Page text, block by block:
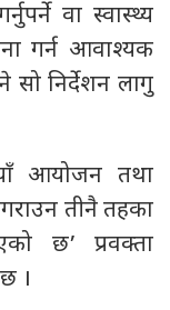
वा स्वास्थ्य
गर्न आवाश्यक
सो निर्देशन लागु
आयोजन तथा
तीनै तहका
छ’ प्रवक्ता
।